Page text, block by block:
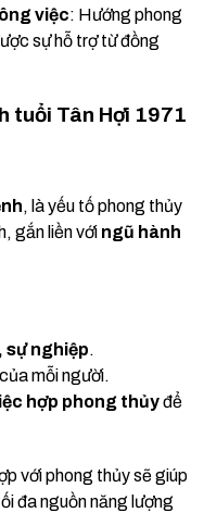
việc: Hướng phong
sự hỗ trợ từ đồng
tuổi Tân Hợi 1971
, là yếu tố phong thủy
gắn liền với ngũ hành
sự nghiệp.
của mỗi người.
hợp phong thủyđể
với phong thủy sẽ giúp
đa nguồn năng lượng